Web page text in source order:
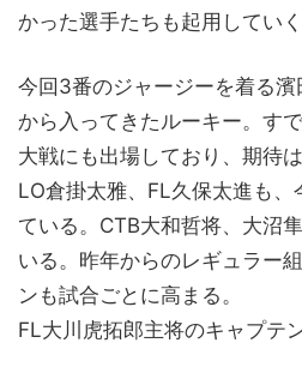
かった選手たちも起用していく
今回3番のジャージーを着る
から入ってきたルーキー。す
大戦にも出場しており、期待は
LO倉掛太雅、FL久保太進も、
ている。CTB大和哲将、大沼
いる。昨年からのレギュラー
ンも試合ごとに高まる。
FL大川虎拓郎主将のキャプテ